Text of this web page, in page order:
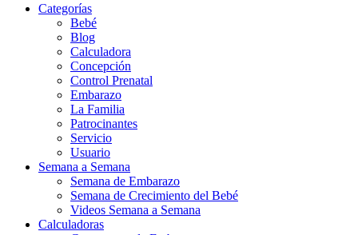
Categorías
Bebé
Blog
Calculadora
Concepción
Control Prenatal
Embarazo
La Familia
Patrocinantes
Servicio
Usuario
Semana a Semana
Semana de Embarazo
Semana de Crecimiento del Bebé
Videos Semana a Semana
Calculadoras